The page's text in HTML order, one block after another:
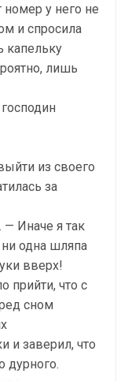
номер у него не
и спросила
капельку
лишь
из своего
за
— Иначе я так
одна шляпа
вверх!
прийти, что с
сном
и заверил, что
дурного.